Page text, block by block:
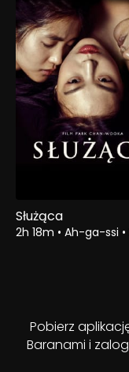
Służąca
2h 18m • Ah-ga-ssi •
Pobierz
Baranami i